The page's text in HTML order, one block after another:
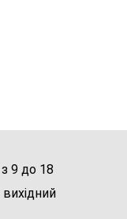
з 9 до 18
вихідний